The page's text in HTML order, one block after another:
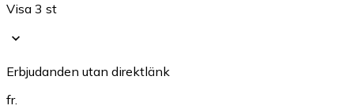
Visa 3 st
Erbjudanden utan direktlänk
fr.